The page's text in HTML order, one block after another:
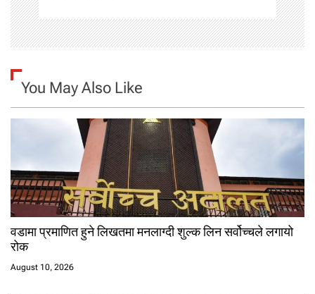
You May Also Like
वडामा प्रमाणित हुने लिखतमा मनलाग्दी शुल्क लिन सर्वोच्चले लगायो
रोक
August 10, 2026